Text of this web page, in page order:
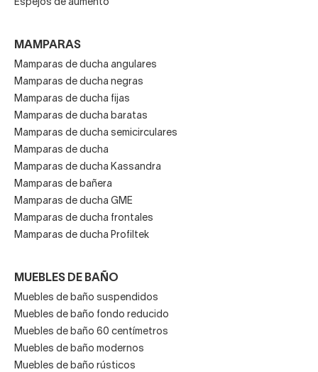
Espejos de aumento
MAMPARAS
Mamparas de ducha angulares
Mamparas de ducha negras
Mamparas de ducha fijas
Mamparas de ducha baratas
Mamparas de ducha semicirculares
Mamparas de ducha
Mamparas de ducha Kassandra
Mamparas de bañera
Mamparas de ducha GME
Mamparas de ducha frontales
Mamparas de ducha Profiltek
MUEBLES DE BAÑO
Muebles de baño suspendidos
Muebles de baño fondo reducido
Muebles de baño 60 centímetros
Muebles de baño modernos
Muebles de baño rústicos